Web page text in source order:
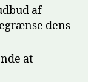
af
dens
at